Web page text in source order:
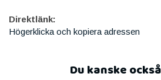
Direktlänk:
Högerklicka och kopiera adressen
Du kanske